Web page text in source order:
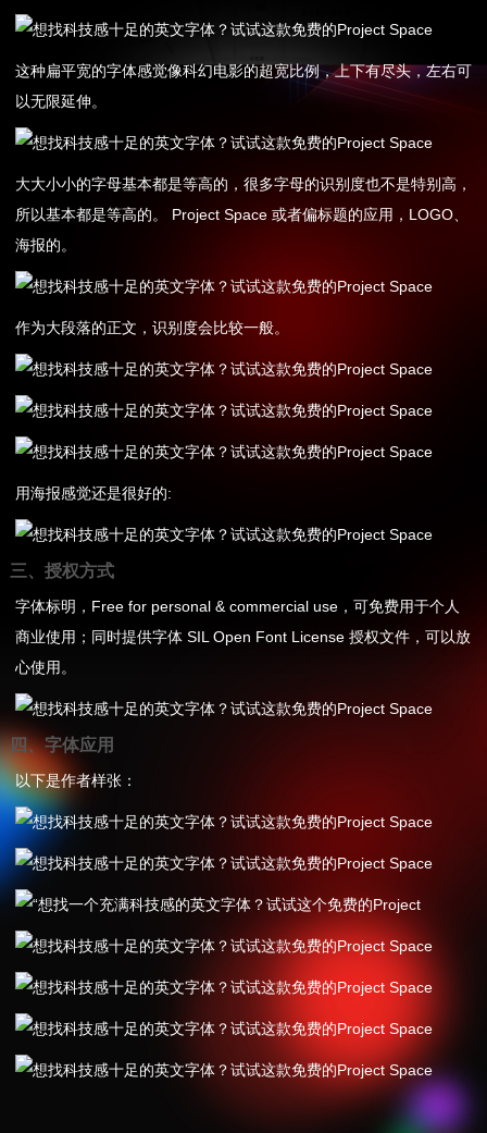
这种扁平宽的字体感觉像科幻电影的超宽比例，上下有尽头，左右可
以无限延伸。
大大小小的字母基本都是等高的，很多字母的识别度也不是特别高，
所以基本都是等高的。 Project Space 或者偏标题的应用，LOGO、
海报的。
作为大段落的正文，识别度会比较一般。
用海报感觉还是很好的:
三、授权方式
字体标明，Free for personal & commercial use，可免费用于个人
商业使用；同时提供字体 SIL Open Font License 授权文件，可以放
心使用。
四、字体应用
以下是作者样张：